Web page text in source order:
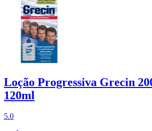
Loção Progressiva Grecin
120ml
5.0